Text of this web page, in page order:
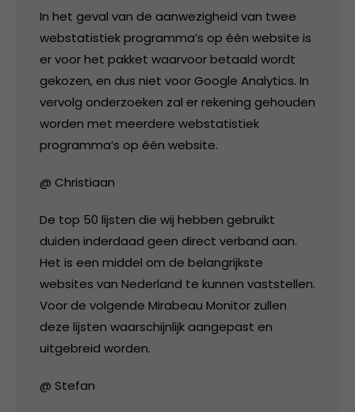
In het geval van de aanwezigheid van twee
webstatistiek programma’s op één website is
er voor het pakket waarvoor betaald wordt
gekozen, en dus niet voor Google Analytics. In
vervolg onderzoeken zal er rekening gehouden
worden met meerdere webstatistiek
programma’s op één website.
@ Christiaan
De top 50 lijsten die wij hebben gebruikt
duiden inderdaad geen direct verband aan.
Het is een middel om de belangrijkste
websites van Nederland te kunnen vaststellen.
Voor de volgende Mirabeau Monitor zullen
deze lijsten waarschijnlijk aangepast en
uitgebreid worden.
@ Stefan